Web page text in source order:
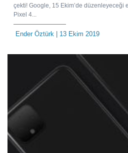
çekti! Google, 15 Ekim’de düzenleyeceği
Pixel 4...
Ender Öztürk | 13 Ekim 2019